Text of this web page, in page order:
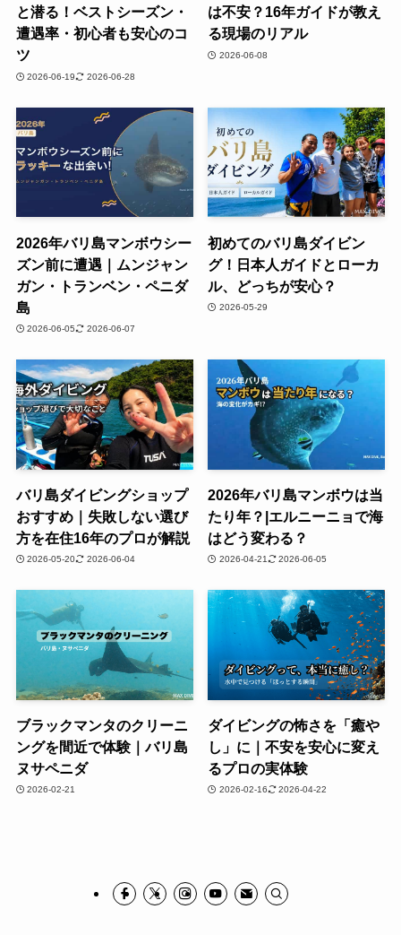
と潜る！ベストシーズン・
遭遇率・初心者も安心のコ
ツ
2026-06-19 2026-06-28
は不安？16年ガイドが教え
る現場のリアル
2026-06-08
2026年バリ島マンボウシー
ズン前に遭遇｜ムンジャン
ガン・トランベン・ペニダ
島
2026-06-05 2026-06-07
初めてのバリ島ダイビン
グ！日本人ガイドとローカ
ル、どっちが安心？
2026-05-29
バリ島ダイビングショップ
おすすめ｜失敗しない選び
方を在住16年のプロが解説
2026-05-20 2026-06-04
2026年バリ島マンボウは当
たり年？|エルニーニョで海
はどう変わる？
2026-04-21 2026-06-05
ブラックマンタのクリーニ
ングを間近で体験｜バリ島
ヌサペニダ
2026-02-21
ダイビングの怖さを「癒や
し」に｜不安を安心に変え
るプロの実体験
2026-02-16 2026-04-22